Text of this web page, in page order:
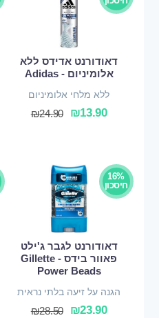
דאודורנט אדידס ללא
אלומיניום - Adidas
ללא מלחי אלומיניום
₪13.90
₪24.90
16%
חיסכון
דאודורנט לגבר ג'ילט
פאוור בידס - Gillette
Power Beads
הגנה על זיעה בלתי נראית
₪23.90
₪28.50